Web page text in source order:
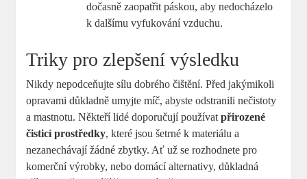
dočasně zaopatřit páskou, aby nedocházelo
k dalšímu vyfukování vzduchu.
Triky pro zlepšení výsledku
Nikdy nepodceňujte sílu dobrého čištění. Před jakýmikoli
opravami důkladně umyjte míč, abyste odstranili nečistoty
a mastnotu. Někteří lidé doporučují používatpřirozené
čisticí prostředky, které jsou šetrné k materiálu a
nezanechávají žádné zbytky. Ať už se rozhodnete pro
komerční výrobky, nebo domácí alternativy, důkladná